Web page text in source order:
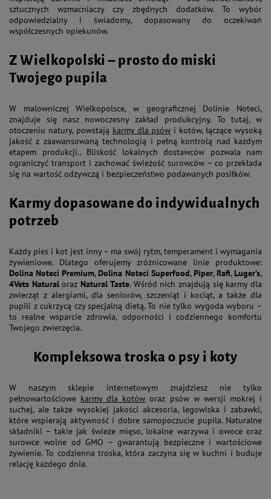
sztucznych wzmacniaczy czy zbędnych dodatków. To wybór
odpowiedzialny i świadomy, dopasowany do oczekiwań
współczesnych opiekunów.
Z Wielkopolski – prosto do miski
Twojego pupila
W malowniczej Wielkopolsce, w geograficznej Dolinie Noteci,
znajduje się nasz nowoczesny zakład produkcyjny. To tutaj, w
otoczeniu natury, powstają karmy dla psów i kotów, łączące wysoką
jakość z zaawansowaną technologią i pełną kontrolą nad każdym
etapem produkcji.. Bliskość lokalnych dostawców pozwala nam
ograniczyć transport i zachować świeżość surowców – co przekłada
się na wartość odżywczą i bezpieczeństwo podawanych posiłków.
Karmy dopasowane do indywidualnych
potrzeb
Każdy pies i kot jest inny – ma swój rytm, temperament i wymagania
żywieniowe. Dlatego oferujemy zróżnicowane linie produktowe:
Dolina Noteci Premium, Dolina Noteci Superfood, Piper, Rafi, Luger’s,
4Vets Naturaloraz Natural Taste. Wśród nich znajdują się karmy dla
zwierząt z alergiami, dla seniorów, szczeniąt i kociąt, a także dla
pupili z cukrzycą czy specjalną dietą. To nie tylko wygoda wyboru –
to realne wsparcie zdrowia, odporności i codziennego komfortu
Twojego zwierzęcia.
Kompleksowa troska o psy i koty
W naszym sklepie internetowym znajdziesz nie tylko
pełnowartościowe karmy dla kotów oraz psów w wersji mokrej i
suchej, ale także wysokiej jakości akcesoria, legowiska i zabawki,
które wspierają aktywność i dobre samopoczucie pupila. Naturalne
składniki – takie jak świeże mięso, lokalne warzywa i owoce oraz
surowce wolne od GMO – gwarantują bezpieczne i wartościowe
żywienie. To codzienna troska, która zaczyna się w kuchni i buduje
relację każdego dnia.